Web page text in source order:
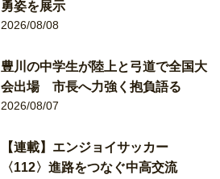
勇姿を展示
2026/08/08
豊川の中学生が陸上と弓道で全国大
会出場 市長へ力強く抱負語る
2026/08/07
【連載】エンジョイサッカー
〈112〉進路をつなぐ中高交流